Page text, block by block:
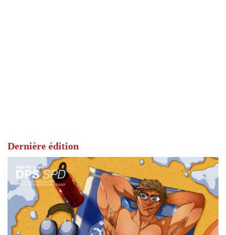
Dernière édition